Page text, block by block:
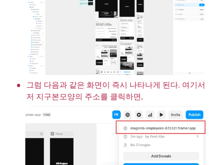
•
그럼 다음과 같은 화면이 즉시 나타나게 된다. 여기서
저 지구본모양의 주소를 클릭하면,